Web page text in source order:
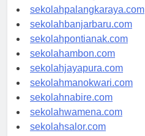
sekolahkupang.com
sekolahpalangkaraya.com
sekolahbanjarbaru.com
sekolahpontianak.com
sekolahambon.com
sekolahjayapura.com
sekolahmanokwari.com
sekolahnabire.com
sekolahwamena.com